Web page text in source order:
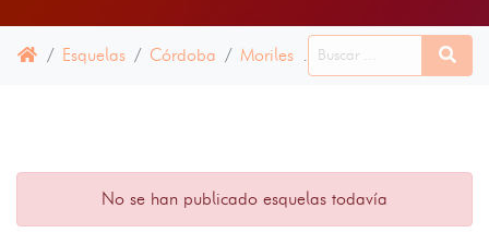
Esquelas Córdoba Moriles 16 ABRIL 2025
No se han publicado esquelas todavía